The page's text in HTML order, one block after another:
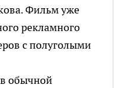
Фильм уже
рекламного
с полуголыми
обычной